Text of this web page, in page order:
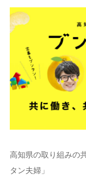
高知県の取り組みの
タン夫婦」
居宅介護・訪問介護
快護ラボ知技心
求人情報
info